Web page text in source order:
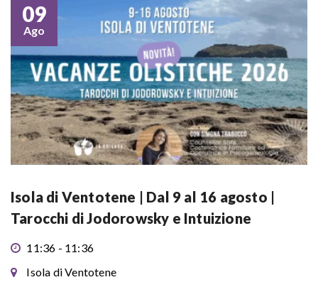
09
Ago
Isola di Ventotene | Dal 9 al 16 agosto |
Tarocchi di Jodorowsky e Intuizione
11:36 - 11:36
Isola di Ventotene